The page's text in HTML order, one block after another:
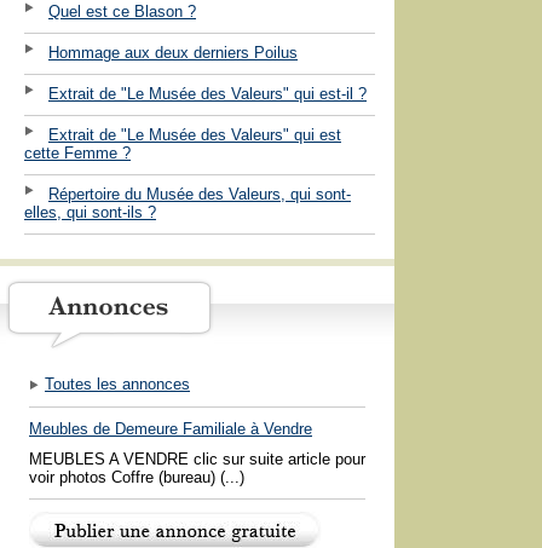
Quel est ce Blason ?
Hommage aux deux derniers Poilus
Extrait de "Le Musée des Valeurs" qui est-il ?
Extrait de "Le Musée des Valeurs" qui est
cette Femme ?
Répertoire du Musée des Valeurs, qui sont-
elles, qui sont-ils ?
Toutes les annonces
Meubles de Demeure Familiale à Vendre
MEUBLES A VENDRE clic sur suite article pour
voir photos Coffre (bureau) (...)